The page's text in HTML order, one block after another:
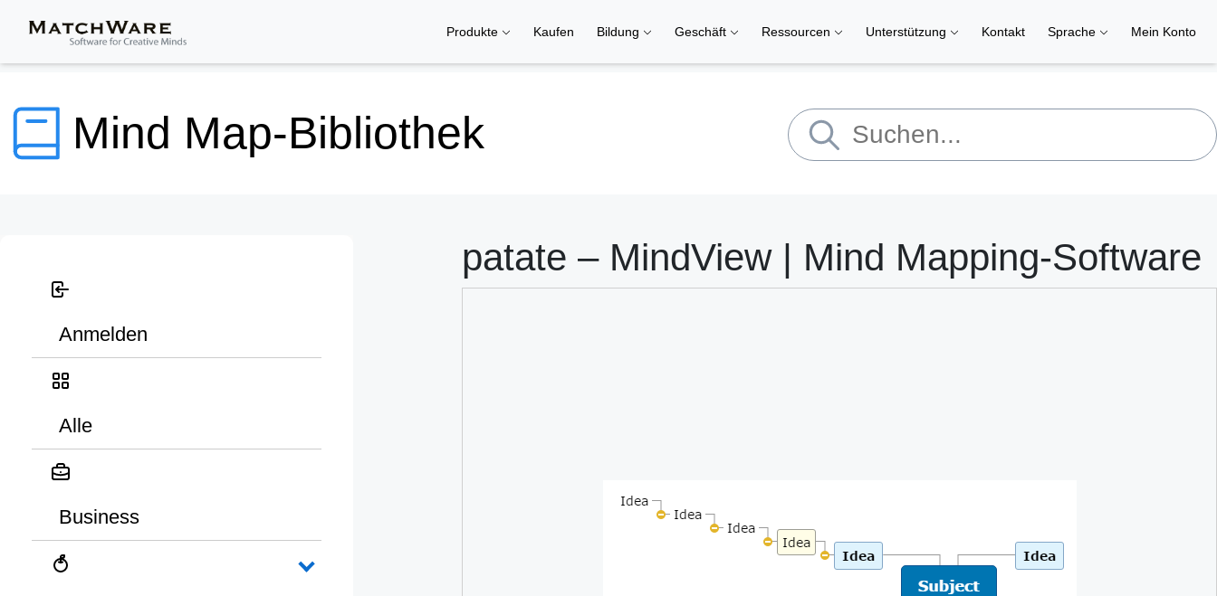
Produkte Kaufen Bildung Geschäft Ressourcen Unterstützung Kontakt Sprache Mein Konto
Mind Map-Bibliothek
Anmelden
Alle
Business
patate – MindView | Mind Mapping-Software